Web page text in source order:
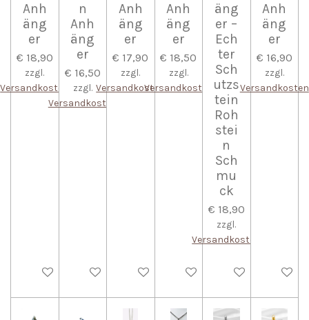
Anh
äng
er
€ 18,90
zzgl.
Versandkosten
In den Warenkorb
n
Anh
äng
er
€ 16,50
zzgl.
Versandkosten
In den Warenkorb
Anh
äng
er
€ 17,90
zzgl.
Versandkosten
In den Warenkorb
Anh
äng
er
€ 18,50
zzgl.
Versandkosten
In den Warenkorb
äng
er –
Ech
ter
Sch
utzs
tein
Roh
stei
n
Sch
mu
ck
€ 18,90
zzgl.
Versandkosten
In den Warenkorb
Anh
äng
er
€ 16,90
zzgl.
Versandkosten
In den